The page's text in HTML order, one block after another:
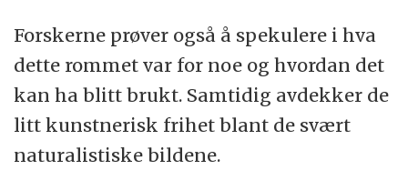
Forskerne prøver også å spekulere i hva
dette rommet var for noe og hvordan det
kan ha blitt brukt. Samtidig avdekker de
litt kunstnerisk frihet blant de svært
naturalistiske bildene.